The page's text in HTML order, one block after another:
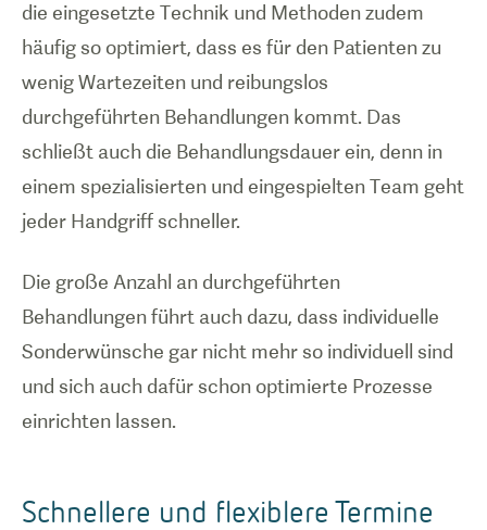
die eingesetzte Technik und Methoden zudem
häufig so optimiert, dass es für den Patienten zu
wenig Wartezeiten und reibungslos
durchgeführten Behandlungen kommt. Das
schließt auch die Behandlungsdauer ein, denn in
einem spezialisierten und eingespielten Team geht
jeder Handgriff schneller.
Die große Anzahl an durchgeführten
Behandlungen führt auch dazu, dass individuelle
Sonderwünsche gar nicht mehr so individuell sind
und sich auch dafür schon optimierte Prozesse
einrichten lassen.
Schnellere und flexiblere Termine